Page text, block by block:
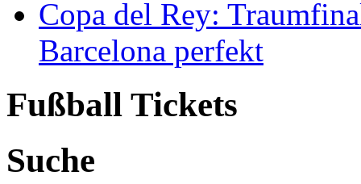
Copa del Rey:
Barcelona perfekt
Fußball Tickets
Suche